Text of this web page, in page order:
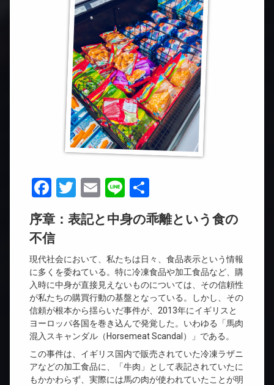
Facebook
Twitter
Email
Line
有
序章：表記と中身の乖離という食の
不信
現代社会において、私たちは日々、食品表示という情報
に多くを委ねている。特に冷凍食品や加工食品など、購
入時に中身が直接見えないものについては、その信頼性
が私たちの購買行動の基盤となっている。しかし、その
信頼が根本から揺らいだ事件が、2013年にイギリスと
ヨーロッパ各国を巻き込んで発覚した。いわゆる「馬肉
混入スキャンダル（Horsemeat Scandal）」である。
この事件は、イギリス国内で販売されていた冷凍ラザニ
アなどの加工食品に、「牛肉」として表記されていたに
もかかわらず、実際には馬の肉が使われていたことが明